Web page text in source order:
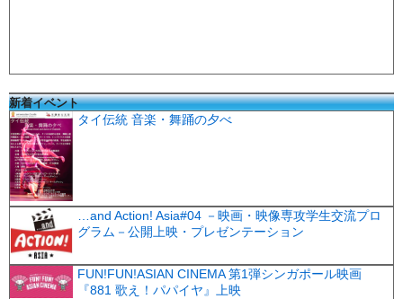
新着イベント
タイ伝統 音楽・舞踊の夕べ
…and Action! Asia#04 －映画・映像専攻学生交流プロ
グラム－公開上映・プレゼンテーション
FUN!FUN!ASIAN CINEMA 第1弾シンガポール映画
『881 歌え！パパイヤ』上映